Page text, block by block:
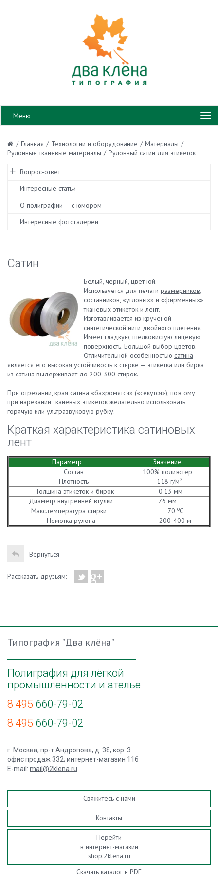
Меню
/ Главная / Технологии и оборудование / Материалы /
Рулонные тканевые материалы / Рулонный сатин для этикеток
Вопрос-ответ
Интересные статьи
О полиграфии — с юмором
Интересные фотогалереи
Сатин
Белый, черный, цветной.
Используется для печати размерников,
составников, «угловых» и «фирменных»
тканевых этикеток и лент.
Изготавливается из крученой
синтетической нити двойного плетения.
Имеет гладкую, шелковистую лицевую
поверхность. Большой выбор цветов.
Отличительной особенностью сатина
является его высокая устойчивость к стирке — этикетка или бирка
из сатина выдерживает до 200-300 стирок.
При отрезании, края сатина «бахромятся» («секутся»), поэтому
при нарезании тканевых этикеток желательно использовать
горячую или ультразвуковую рубку.
Краткая характеристика сатиновых
лент
Параметр
Значение
Состав
100% полиэстер
Плотность
118 г/м2
Толщина этикеток и бирок
0,13 мм
Диаметр внутренней втулки
76 мм
Макс.температура стирки
70 оС
Номотка рулона
200-400 м
Вернуться
Рассказать друзьям:
Типография "Два клёна"
Полиграфия для лёгкой
промышленности и ателье
8 495 660-79-02
8 495 660-79-02
г. Москва, пр-т Андропова, д. 38, кор. 3
офис продаж 332; интернет-магазин 116
E-mail: mail@2klena.ru
Свяжитесь с нами
Контакты
Перейти
в интернет-магазин
shop.2klena.ru
Скачать каталог в PDF